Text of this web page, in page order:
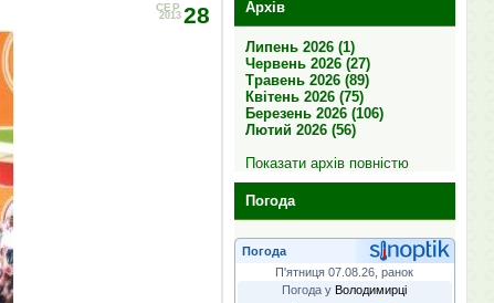
28
СЕР
2013 Архів
Липень 2026 (1)
Червень 2026 (27)
Травень 2026 (89)
Квітень 2026 (75)
Березень 2026 (106)
Лютий 2026 (56)
Показати архів повністю
Погода
Погода
П'ятниця 07.08.26, ранок
Погода у Володимирці